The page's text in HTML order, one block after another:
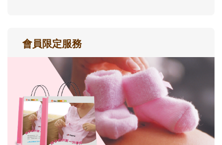
會員限定服務